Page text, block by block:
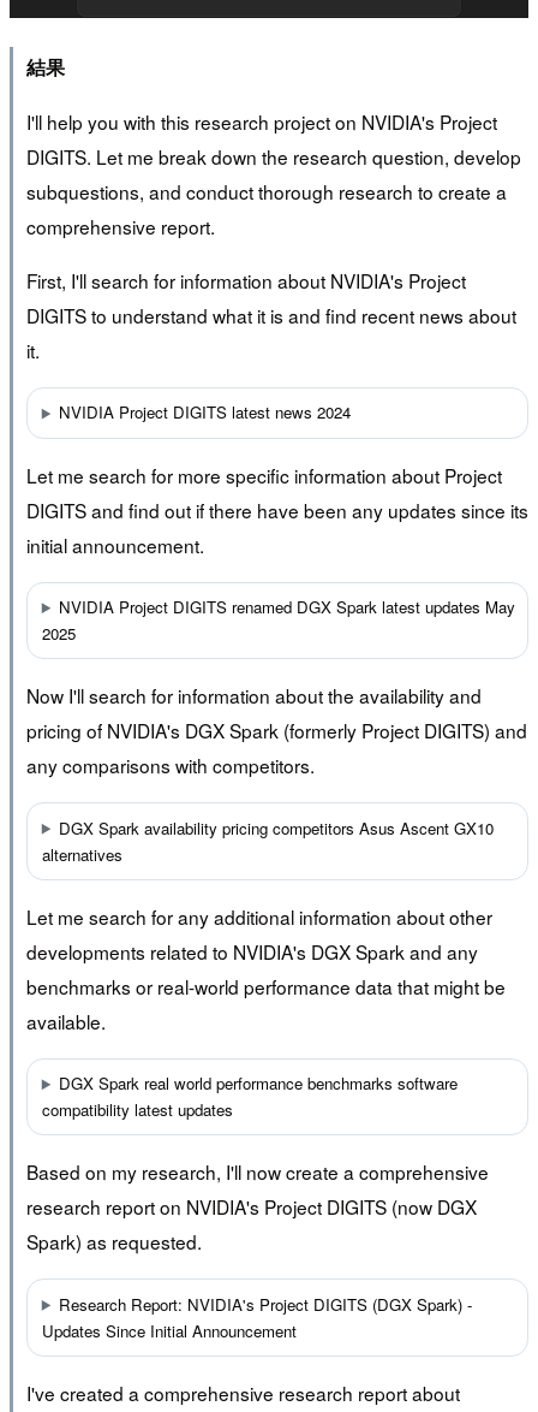
結果
I'll help you with this research project on NVIDIA's Project
DIGITS. Let me break down the research question, develop
subquestions, and conduct thorough research to create a
comprehensive report.
First, I'll search for information about NVIDIA's Project
DIGITS to understand what it is and find recent news about
it.
NVIDIA Project DIGITS latest news 2024
Let me search for more specific information about Project
DIGITS and find out if there have been any updates since its
initial announcement.
NVIDIA Project DIGITS renamed DGX Spark latest updates May
2025
Now I'll search for information about the availability and
pricing of NVIDIA's DGX Spark (formerly Project DIGITS) and
any comparisons with competitors.
DGX Spark availability pricing competitors Asus Ascent GX10
alternatives
Let me search for any additional information about other
developments related to NVIDIA's DGX Spark and any
benchmarks or real-world performance data that might be
available.
DGX Spark real world performance benchmarks software
compatibility latest updates
Based on my research, I'll now create a comprehensive
research report on NVIDIA's Project DIGITS (now DGX
Spark) as requested.
Research Report: NVIDIA's Project DIGITS (DGX Spark) -
Updates Since Initial Announcement
I've created a comprehensive research report about